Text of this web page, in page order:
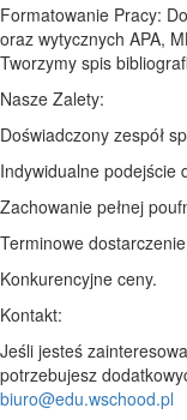
Formatowanie Pracy:
oraz wytycznych APA,
Tworzymy spis
Nasze Zalety:
Doświadczony zespół
Indywidualne podejście
Zachowanie pełnej
Terminowe
Konkurencyjne ceny.
Kontakt:
Jeśli jesteś
potrzebujesz
biuro@edu.wschood.pl